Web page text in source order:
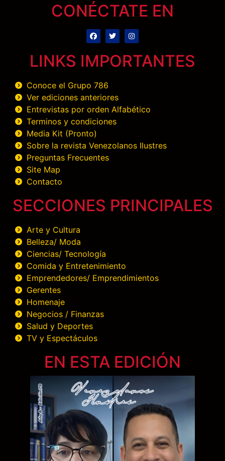
CONÉCTATE EN
LINKS IMPORTANTES
Conoce el Grupo 786
Ver ediciones anteriores
Entrevistas por orden Alfabético
Terminos y condiciones
Media Kit (Pronto)
Sobre la revista Venezolanos Ilustres
Preguntas Frecuentes
Site Map
Contacto
SECCIONES PRINCIPALES
Arte y Cultura
Belleza/ Moda
Ciencias/ Tecnología
Comida y Entretenimiento
Emprendedores/ Emprendimientos
Gerentes
Homenaje
Negocios / Finanzas
Salud y Deportes
TV y Espectáculos
EN ESTA EDICIÓN